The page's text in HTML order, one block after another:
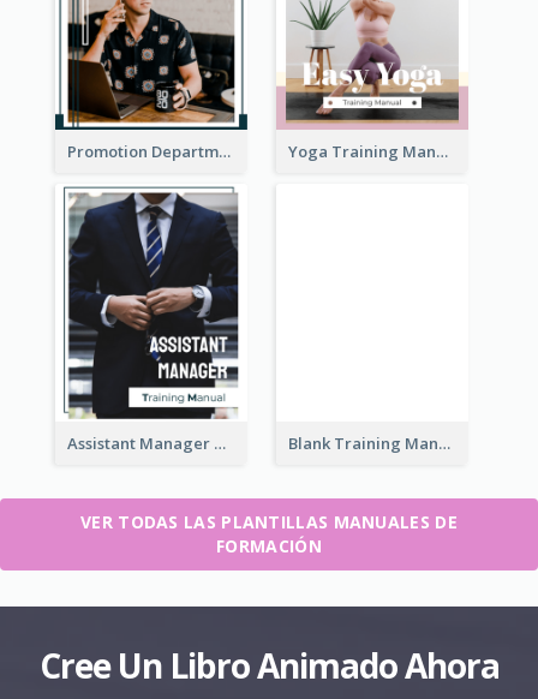
Promotion Department Training Manual Yoga Training Manual
Assistant Manager Training Manual Blank Training Manual
VER TODAS LAS PLANTILLAS MANUALES DE
FORMACIÓN
Cree Un Libro Animado Ahora